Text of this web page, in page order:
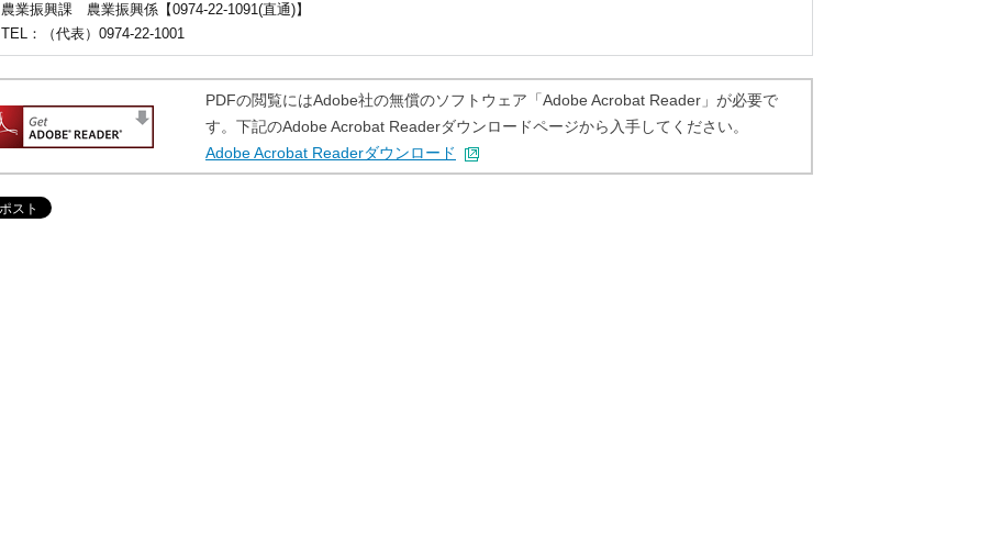
農業振興課
農業振興係【0974-22-1091(直通)】
TEL ：（代表）0974-22-1001
PDFの閲覧にはAdobe社の無償のソフトウェア「Adobe Acrobat Reader」が必要で
す。下記のAdobe Acrobat Readerダウンロードページから入手してください。
Adobe Acrobat Readerダウンロード